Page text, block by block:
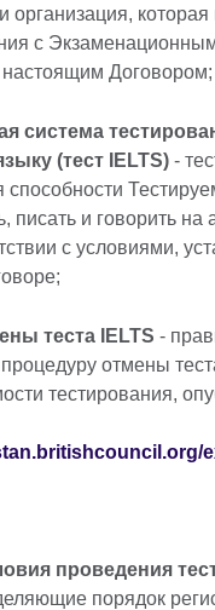
организация, которая
с
настоящим Договором;
система
(тест IELTS) -
писать и говорить на
с условиями,
теста IELTS -
отмены
тестирования,
проведения
порядок